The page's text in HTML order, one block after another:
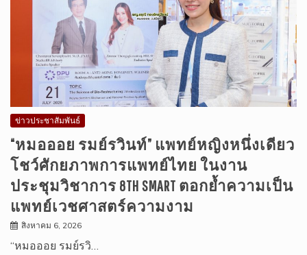
ข่าวประชาสัมพันธ์
“หมอออย รมย์รวินท์” แพทย์หญิงหนึ่งเดียว
โชว์ศักยภาพการแพทย์ไทย ในงาน
ประชุมวิชาการ 8TH SMART ตอกย้ำความเป็น
แพทย์เวชศาสตร์ความงาม
สิงหาคม 6, 2026
“หมอออย รมย์รวิ…